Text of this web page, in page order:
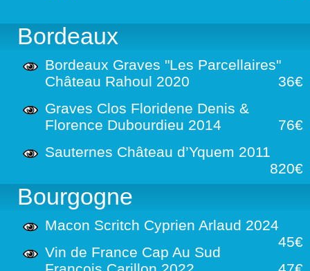
Bordeaux
Bordeaux Graves "Les Parcellaires"
Château Rahoul 2020
36€
Graves Clos Floridene Denis &
Florence Dubourdieu 2014
76€
Sauternes Château d’Yquem 2011
820€
Bourgogne
Macon Scritch Cyprien Arlaud 2024
45€
Vin de France Cap Au Sud